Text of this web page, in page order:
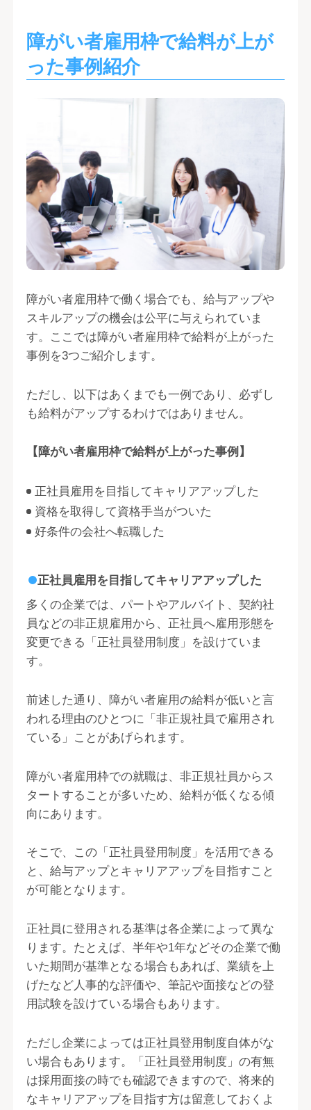
障がい者雇用枠で給料が上が
った事例紹介
障がい者雇用枠で働く場合でも、給与アップや
スキルアップの機会は公平に与えられていま
す。ここでは障がい者雇用枠で給料が上がった
事例を3つご紹介します。
ただし、以下はあくまでも一例であり、必ずし
も給料がアップするわけではありません。
【障がい者雇用枠で給料が上がった事例】
正社員雇用を目指してキャリアアップした
資格を取得して資格手当がついた
好条件の会社へ転職した
正社員雇用を目指してキャリアアップした
多くの企業では、パートやアルバイト、契約社
員などの非正規雇用から、正社員へ雇用形態を
変更できる「正社員登用制度」を設けていま
す。
前述した通り、障がい者雇用の給料が低いと言
われる理由のひとつに「非正規社員で雇用され
ている」ことがあげられます。
障がい者雇用枠での就職は、非正規社員からス
タートすることが多いため、給料が低くなる傾
向にあります。
そこで、この「正社員登用制度」を活用できる
と、給与アップとキャリアアップを目指すこと
が可能となります。
正社員に登用される基準は各企業によって異な
ります。たとえば、半年や1年などその企業で働
いた期間が基準となる場合もあれば、業績を上
げたなど人事的な評価や、筆記や面接などの登
用試験を設けている場合もあります。
ただし企業によっては正社員登用制度自体がな
い場合もあります。「正社員登用制度」の有無
は採用面接の時でも確認できますので、将来的
なキャリアアップを目指す方は留意しておくよ